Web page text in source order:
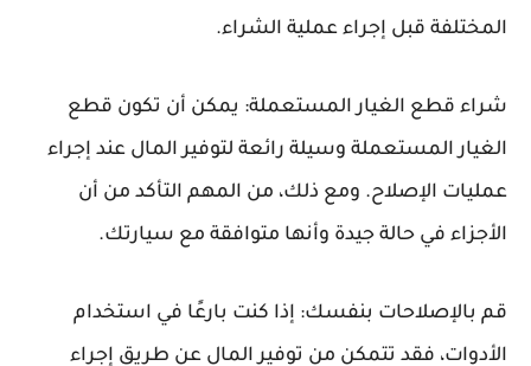
المختلفة قبل إجراء عملية الشراء.
شراء قطع الغيار المستعملة: يمكن أن تكون قطع
الغيار المستعملة وسيلة رائعة لتوفير المال عند إجراء
عمليات الإصلاح. ومع ذلك، من المهم التأكد من أن
الأجزاء في حالة جيدة وأنها متوافقة مع سيارتك.
قم بالإصلاحات بنفسك: إذا كنت بارعًا في استخدام
الأدوات، فقد تتمكن من توفير المال عن طريق إجراء